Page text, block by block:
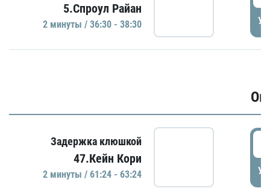
5.Спроул Райан
2 минуты / 36:30 - 38:30
Задержка клюшкой
47.Кейн Кори
2 минуты / 61:24 - 63:24